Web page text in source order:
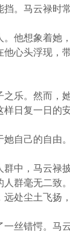
。马云禄时
他想象着她
心头浮现，
乐。然而，
日复一日的
自己的自由
中，马云禄
群毫无二致。
处尘土飞扬
丝错愕。马